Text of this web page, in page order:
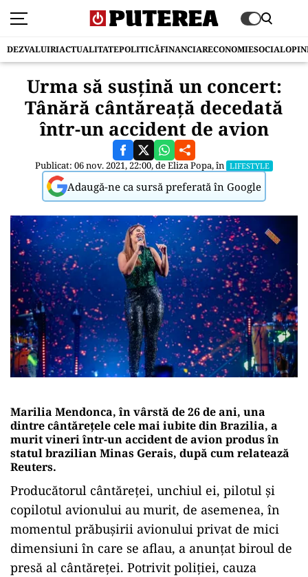
DEZVALUIRIACTUALITATEPOLITICĂFINANCIARECONOMIESOCIAL
Urma să susţină un concert:
Tânără cântăreaţă decedată
într-un accident de avion
Publicat: 06 nov. 2021, 22:00, deEliza Popa, în LIFESTYLE
Adaugă-ne ca sursă preferată în Google
Marilia Mendonca, în vârstă de 26 de ani, una
dintre cântăreţele cele mai iubite din Brazilia, a
murit vineri într-un accident de avion produs în
statul brazilian Minas Gerais, după cum relatează
Reuters.
Producătorul cântăreţei, unchiul ei, pilotul şi
copilotul avionului au murit, de asemenea, în
momentul prăbuşirii avionului privat de mici
dimensiuni în care se aflau, a anunţat biroul de
presă al cântăreţei. Potrivit poliţiei, cauza